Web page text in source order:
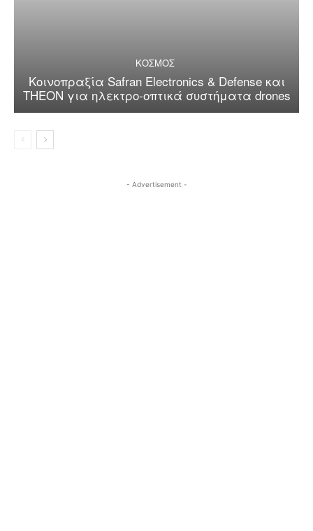
ΚΟΣΜΟΣ
Κοινοπραξία Safran Electronics & Defense και
THEON για ηλεκτρο-οπτικά συστήματα drones
- Advertisement -